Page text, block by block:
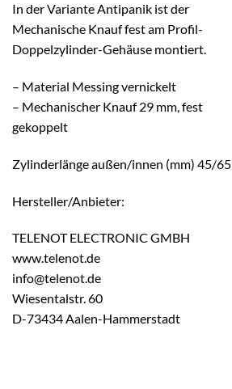
In der Variante Antipanik ist der
Mechanische Knauf fest am Profil-
Doppelzylinder-Gehäuse montiert.
– Material Messing vernickelt
– Mechanischer Knauf 29 mm, fest
gekoppelt
Zylinderlänge außen/innen (mm) 45/65
Hersteller/Anbieter:
TELENOT ELECTRONIC GMBH
www.telenot.de
info@telenot.de
Wiesentalstr. 60
D-73434 Aalen-Hammerstadt